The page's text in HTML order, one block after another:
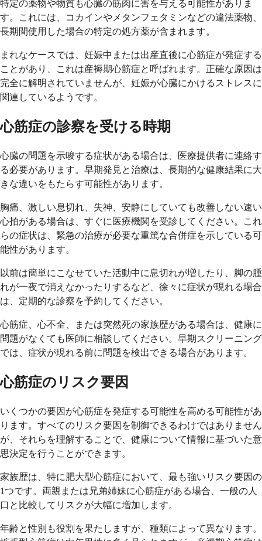
特定の薬物や物質も心臓の筋肉に害を与える可能性がありま
す。これには、コカインやメタンフェタミンなどの違法薬物、
長期間使用した場合の特定の処方薬が含まれます。
まれなケースでは、妊娠中または出産直後に心筋症が発症する
ことがあり、これは産褥期心筋症と呼ばれます。正確な原因は
完全に解明されていませんが、妊娠が心臓にかけるストレスに
関連しているようです。
心筋症の診察を受ける時期
心臓の問題を示唆する症状がある場合は、医療提供者に連絡す
る必要があります。早期発見と治療は、長期的な健康結果に大
きな違いをもたらす可能性があります。
胸痛、激しい息切れ、失神、安静にしていても改善しない速い
心拍がある場合は、すぐに医療機関を受診してください。これ
らの症状は、緊急の治療が必要な重篤な合併症を示している可
能性があります。
以前は簡単にこなせていた活動中に息切れが増したり、脚の腫
れが一夜で消えなかったりするなど、徐々に症状が現れる場合
は、定期的な診察を予約してください。
心筋症、心不全、または突然死の家族歴がある場合は、健康に
問題がなくても医師に相談してください。早期スクリーニング
では、症状が現れる前に問題を検出できる場合があります。
心筋症のリスク要因
いくつかの要因が心筋症を発症する可能性を高める可能性があ
ります。すべてのリスク要因を制御できるわけではありません
が、それらを理解することで、健康について情報に基づいた意
思決定を行うことができます。
家族歴は、特に肥大型心筋症において、最も強いリスク要因の
1つです。両親または兄弟姉妹に心筋症がある場合、一般の人
口と比較してリスクが大幅に増加します。
年齢と性別も役割を果たしますが、種類によって異なります。